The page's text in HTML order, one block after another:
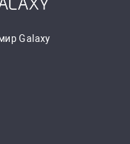
Galaxy